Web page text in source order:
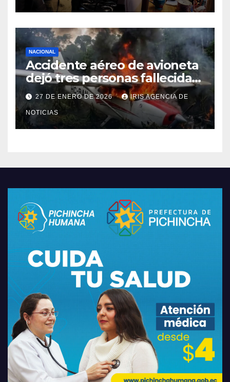
NACIONAL
Accidente aéreo de avioneta
dejó tres personas fallecidas
en provincia de Morona
Santiago
27 DE ENERO DE 2026 IRIS AGENCIA DE
NOTICIAS